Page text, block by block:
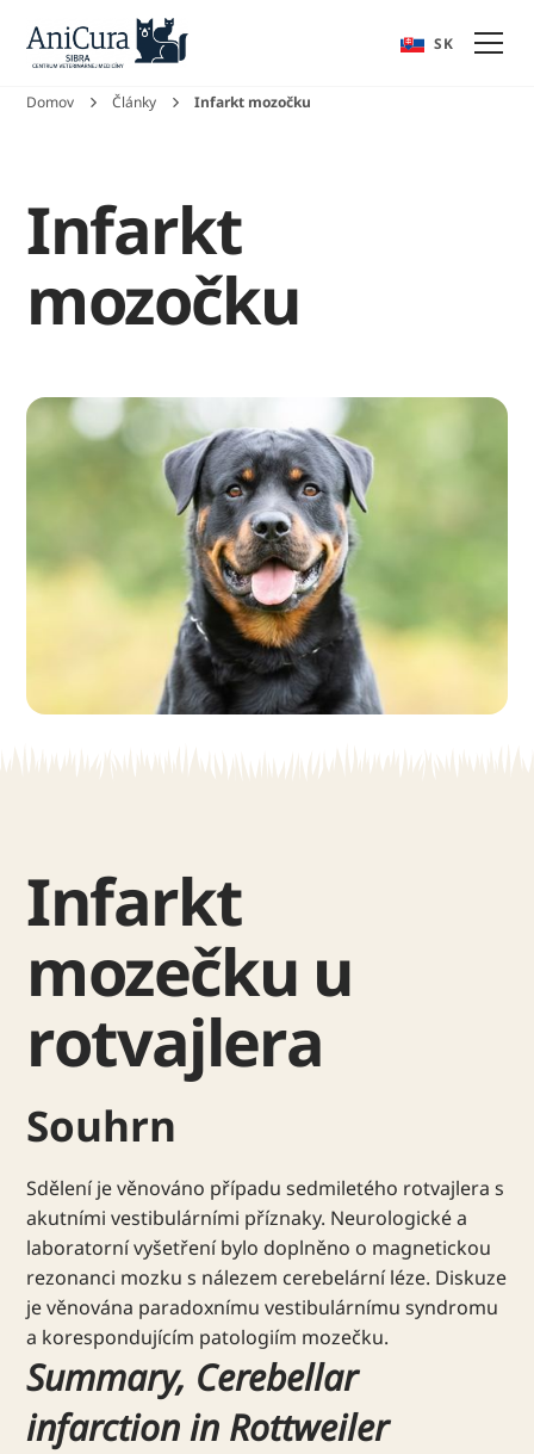
SK
Domov Články Infarkt mozočku
Infarkt
mozočku
Infarkt
mozečku u
rotvajlera
Souhrn
Sdělení je věnováno případu sedmiletého rotvajlera s
akutními vestibulárními příznaky. Neurologické a
laboratorní vyšetření bylo doplněno o magnetickou
rezonanci mozku s nálezem cerebelární léze. Diskuze
je věnována paradoxnímu vestibulárnímu syndromu
a korespondujícím patologiím mozečku.
Summary, Cerebellar
infarction in Rottweiler